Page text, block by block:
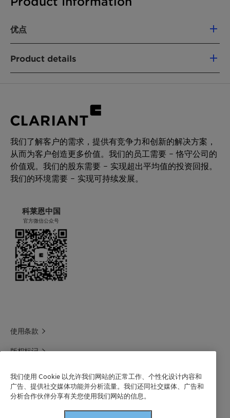
优点
Product details
Intermediate & process aid
化学型
乙氧基化物
应用
我们了解客户的需求，提供有竞争力和创新的解决方案，
从而为客户创造更多价值。我们的员工需要 – 恪守公司的
价值观。我们的股东需要 – 实现超出平均值的投资回报。
我们的环境需要 – 实现可持续发展。
科莱恩中国
官方微信公众号
使用条款
版权标记
科莱恩1688官方旗舰店
我们使用 Cookie 以允许我们网站的正常工作、个性化设计内容和
广告、提供社交媒体功能并分析流量。我们还同社交媒体、广告和
分析合作伙伴分享有关您使用我们网站的信息。